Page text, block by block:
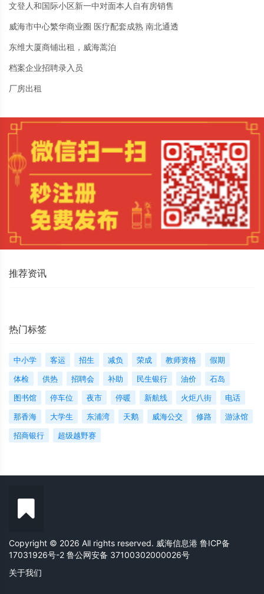
文登人和国际小区新一中对面本人自有房销售
威海市中心繁华商业圈 医疗配套成熟 南北通透
东维大厦商铺出租，威海蒿泊
档案企业招聘录入员
厂房出租
推荐资讯
热门标签
中小学 客运 招生 减负 荣成 教师资格
假期
体检
供热 招聘会 补助 民生银行 油价
石岛
图书馆
停车位 夜市 停暖 新航线 火炬八街
电话
那香海
大学生 东浦湾 天鹅 威海公交 修路
游泳馆
招商银行
超级越野赛
Copyright © 2026 All rights reserved. 威海信息港 鲁ICP备
17031926号-2 鲁公网安备 37100302000026号
关于我们